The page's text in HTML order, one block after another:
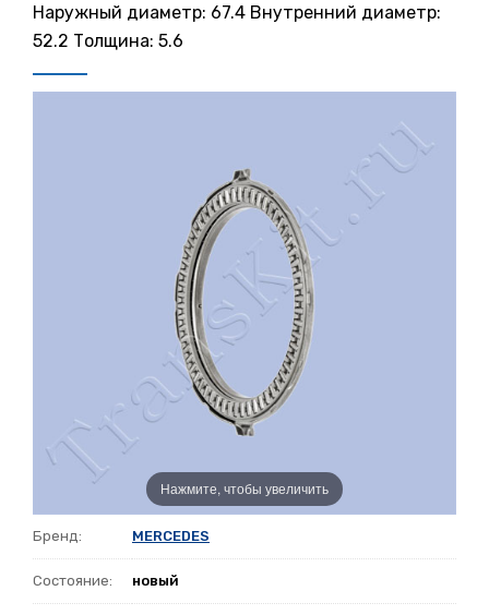
Наружный диаметр: 67.4 Внутренний диаметр:
52.2 Толщина: 5.6
Нажмите, чтобы увеличить
Бренд: MERCEDES
Состояние: новый